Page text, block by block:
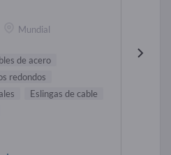
Mundial
de acero
redondos
Eslingas de cable